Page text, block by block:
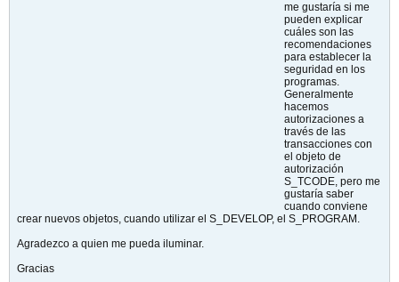
me gustaría si me
pueden explicar
cuáles son las
recomendaciones
para establecer la
seguridad en los
programas.
Generalmente
hacemos
autorizaciones a
través de las
transacciones con
el objeto de
autorización
S_TCODE, pero me
gustaría saber
cuando conviene
crear nuevos objetos, cuando utilizar el S_DEVELOP, el S_PROGRAM.
Agradezco a quien me pueda iluminar.
Gracias